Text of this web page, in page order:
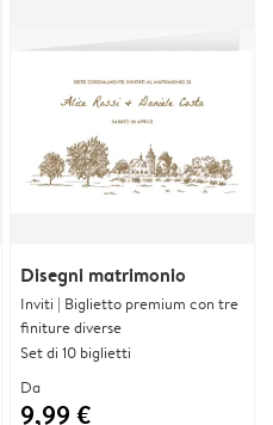
Disegni matrimonio
Inviti | Biglietto premium con tre
finiture diverse
Set di 10 biglietti
Da
9,99 €